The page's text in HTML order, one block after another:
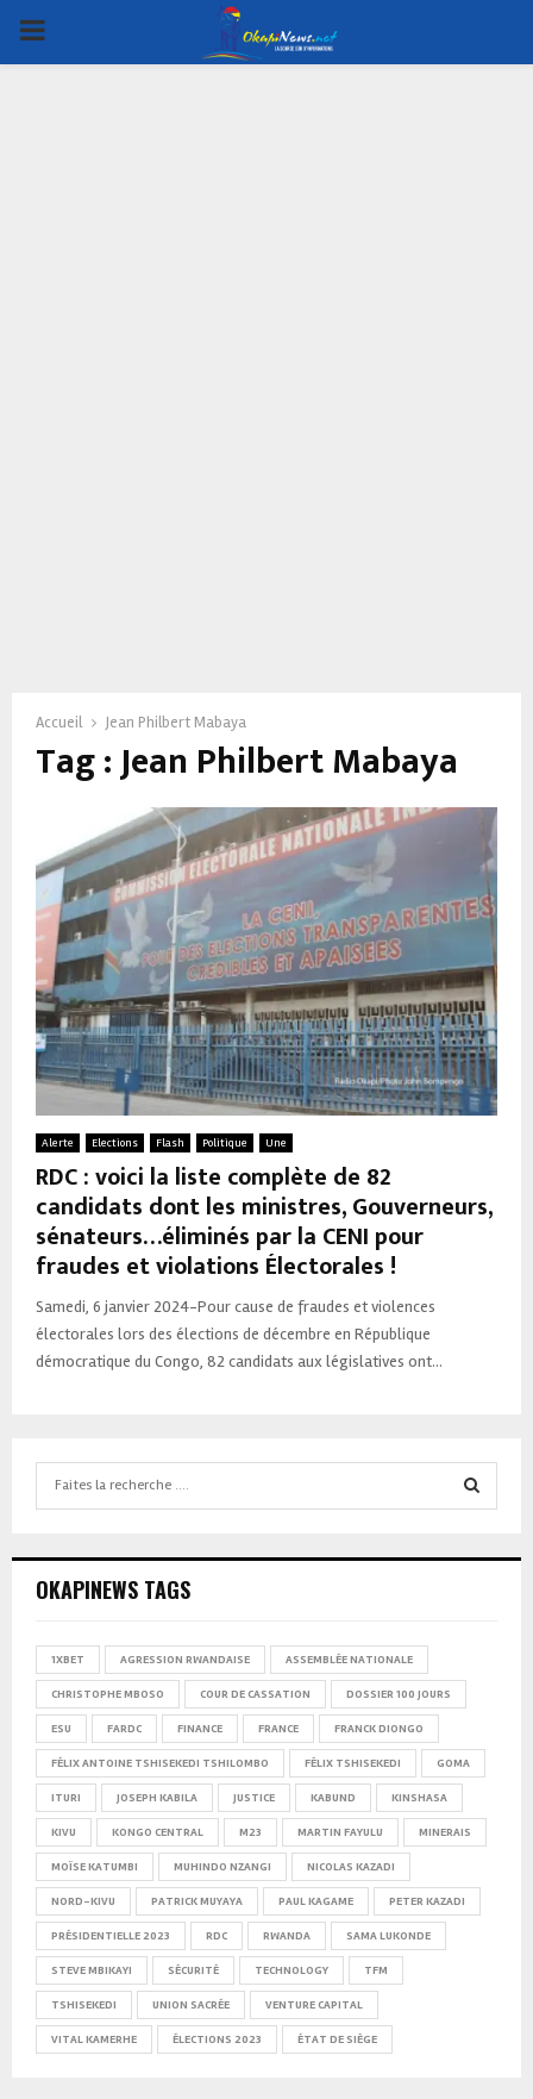
PRIMARY
Accueil Jean Philbert Mabaya
Tag : Jean Philbert Mabaya
Alerte Elections Flash Politique Une
RDC : voici la liste complète de 82
candidats dont les ministres, Gouverneurs,
sénateurs…éliminés par la CENI pour
fraudes et violations Électorales !
Samedi, 6 janvier 2024-Pour cause de fraudes et violences
électorales lors des élections de décembre en République
démocratique du Congo, 82 candidats aux législatives ont...
OKAPINEWS TAGS
1XBET AGRESSION RWANDAISE ASSEMBLÉE NATIONALE
CHRISTOPHE MBOSO COUR DE CASSATION DOSSIER 100 JOURS
ESU FARDC FINANCE FRANCE FRANCK DIONGO
FÉLIX ANTOINE TSHISEKEDI TSHILOMBO FÉLIX TSHISEKEDI GOMA
ITURI JOSEPH KABILA JUSTICE KABUND KINSHASA
KIVU KONGO CENTRAL M23 MARTIN FAYULU MINERAIS
MOÏSE KATUMBI MUHINDO NZANGI NICOLAS KAZADI
NORD-KIVU PATRICK MUYAYA PAUL KAGAME PETER KAZADI
PRÉSIDENTIELLE 2023 RDC RWANDA SAMA LUKONDE
STEVE MBIKAYI SÉCURITÉ TECHNOLOGY TFM
TSHISEKEDI UNION SACRÉE VENTURE CAPITAL
VITAL KAMERHE ÉLECTIONS 2023 ÉTAT DE SIÈGE